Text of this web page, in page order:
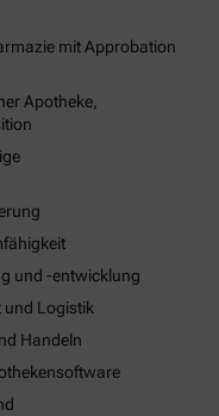
mit Approbation
Apotheke,
und -entwicklung
und Logistik
Handeln